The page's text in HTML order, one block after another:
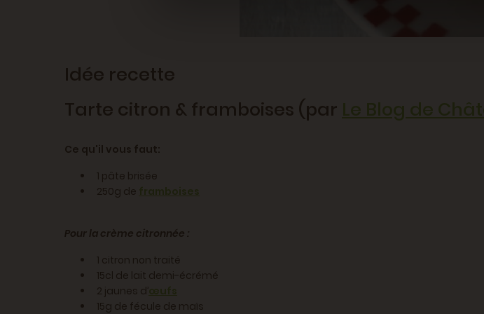
Idée recette
Tarte citron & framboises (par Le Blog de
Ce qu'il vous faut:
1 pâte brisée
250g de framboises
Pour la crème citronnée :
1 citron non traité
15cl de lait demi-écrémé
2 jaunes d’ œufs
15g de fécule de maïs